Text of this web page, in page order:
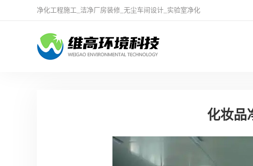
净化工程施工 洁净厂房装修 无尘车间设计 实验室净化
化妆品